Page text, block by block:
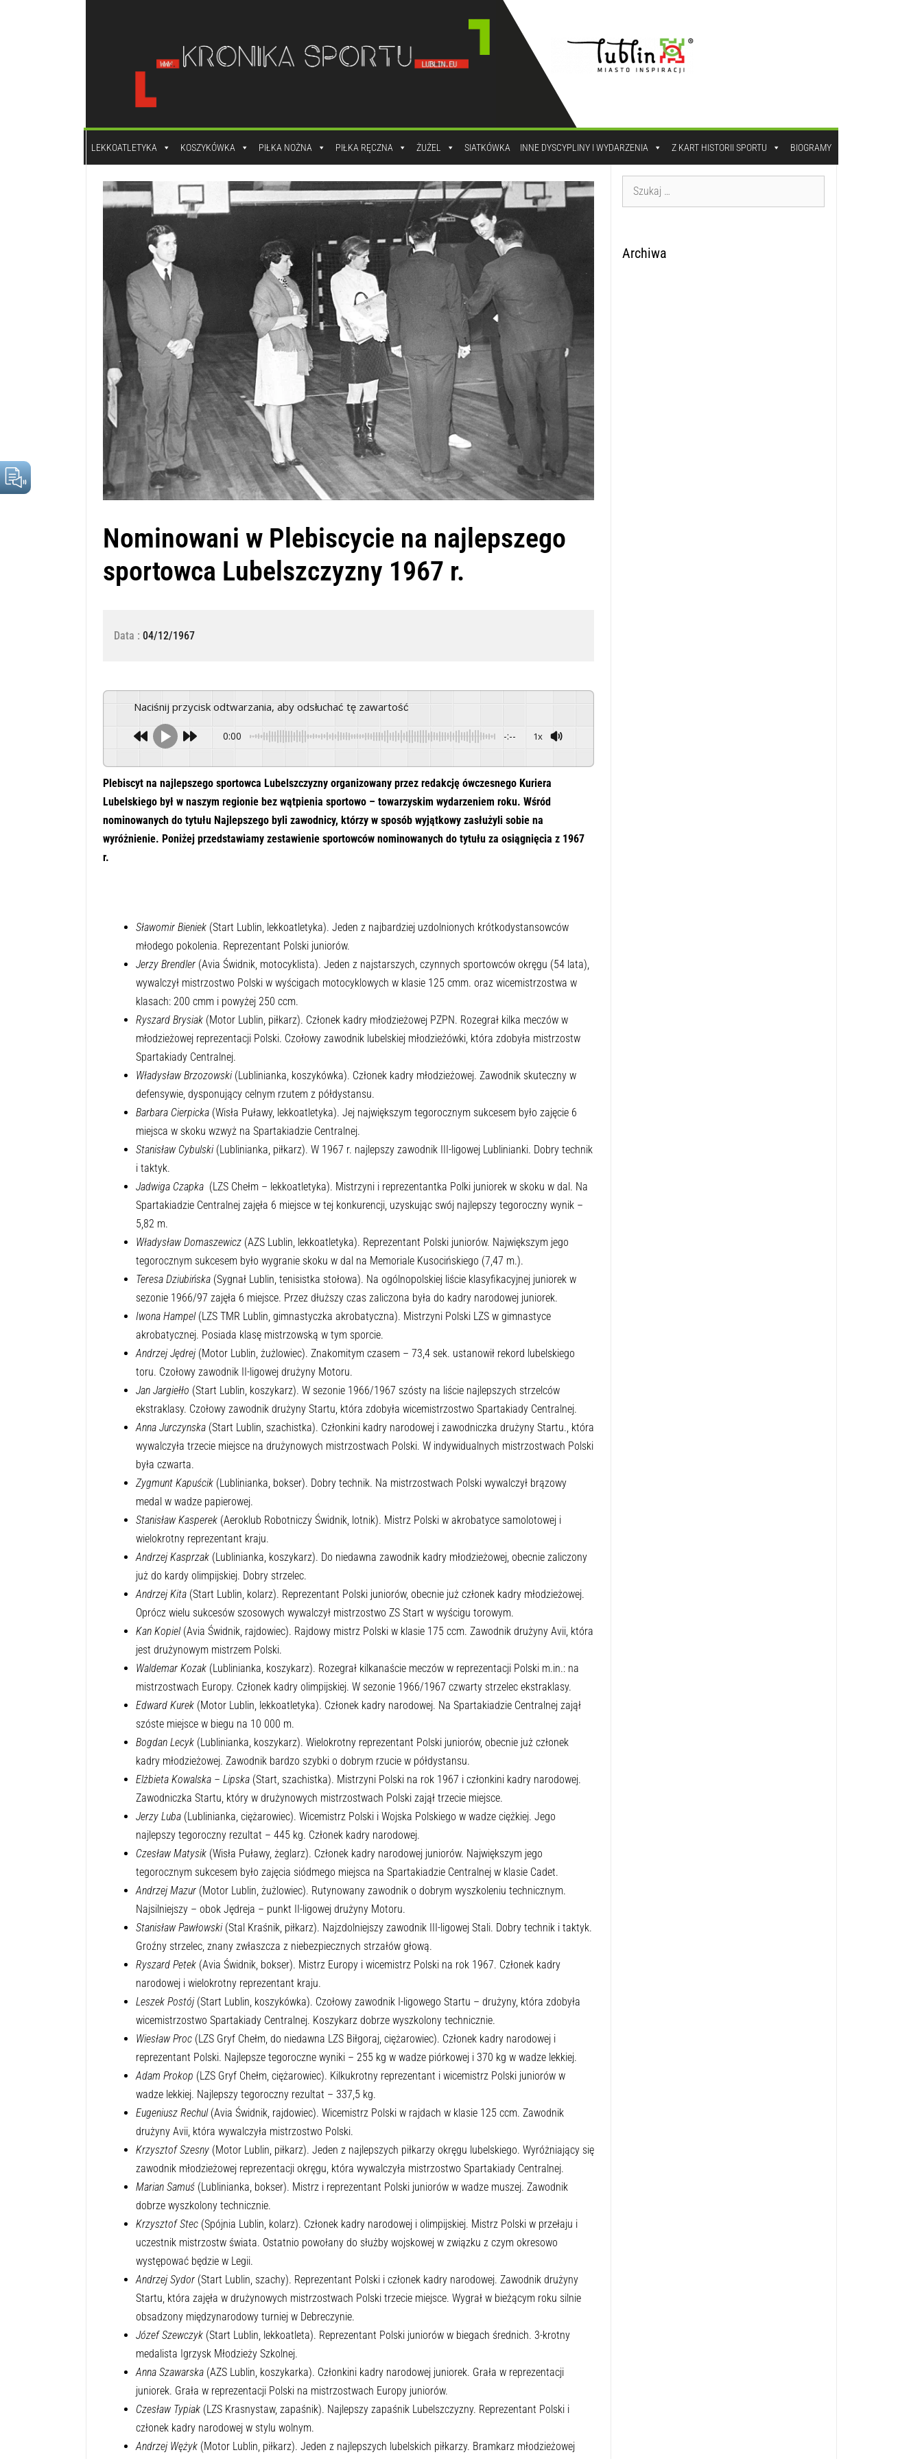
LEKKOATLETYKA KOSZYKÓWKA PIŁKA NOŻNA PIŁKA RĘCZNA ŻUŻEL SIATKÓWKA INNE DYSCYPLINY I WYDARZENIA Z KART HISTORII SPORTU BIOGRAMY
Nominowani w Plebiscycie na najlepszego
sportowca Lubelszczyzny 1967 r.
Data : 04/12/1967
Naciśnij przycisk odtwarzania, aby odsłuchać tę zawartość
0:00 -:-- 1x
Plebiscyt na najlepszego sportowca Lubelszczyzny organizowany przez redakcję ówczesnego Kuriera
Lubelskiego był w naszym regionie bez wątpienia sportowo – towarzyskim wydarzeniem roku. Wśród
nominowanych do tytułu Najlepszego byli zawodnicy, którzy w sposób wyjątkowy zasłużyli sobie na
wyróżnienie. Poniżej przedstawiamy zestawienie sportowców nominowanych do tytułu za osiągnięcia z 1967
r.
Sławomir Bieniek(Start Lublin, lekkoatletyka). Jeden z najbardziej uzdolnionych krótkodystansowców
młodego pokolenia. Reprezentant Polski juniorów.
Jerzy Brendler(Avia Świdnik, motocyklista). Jeden z najstarszych, czynnych sportowców okręgu (54 lata),
wywalczył mistrzostwo Polski w wyścigach motocyklowych w klasie 125 cmm. oraz wicemistrzostwa w
klasach: 200 cmm i powyżej 250 ccm.
Ryszard Brysiak(Motor Lublin, piłkarz). Członek kadry młodzieżowej PZPN. Rozegrał kilka meczów w
młodzieżowej reprezentacji Polski. Czołowy zawodnik lubelskiej młodzieżówki, która zdobyła mistrzostw
Spartakiady Centralnej.
Władysław Brzozowski(Lublinianka, koszykówka). Członek kadry młodzieżowej. Zawodnik skuteczny w
defensywie, dysponujący celnym rzutem z półdystansu.
Barbara Cierpicka(Wisła Puławy, lekkoatletyka). Jej największym tegorocznym sukcesem było zajęcie 6
miejsca w skoku wzwyż na Spartakiadzie Centralnej.
Stanisław Cybulski(Lublinianka, piłkarz). W 1967 r. najlepszy zawodnik III-ligowej Lublinianki. Dobry technik
i taktyk.
Jadwiga Czapka (LZS Chełm – lekkoatletyka). Mistrzyni i reprezentantka Polki juniorek w skoku w dal. Na
Spartakiadzie Centralnej zajęła 6 miejsce w tej konkurencji, uzyskując swój najlepszy tegoroczny wynik –
5,82 m.
Władysław Domaszewicz(AZS Lublin, lekkoatletyka). Reprezentant Polski juniorów. Największym jego
tegorocznym sukcesem było wygranie skoku w dal na Memoriale Kusocińskiego (7,47 m.).
Teresa Dziubińska(Sygnał Lublin, tenisistka stołowa). Na ogólnopolskiej liście klasyfikacyjnej juniorek w
sezonie 1966/97 zajęła 6 miejsce. Przez dłuższy czas zaliczona była do kadry narodowej juniorek.
Iwona Hampel(LZS TMR Lublin, gimnastyczka akrobatyczna). Mistrzyni Polski LZS w gimnastyce
akrobatycznej. Posiada klasę mistrzowską w tym sporcie.
Andrzej Jędrej(Motor Lublin, żużlowiec). Znakomitym czasem – 73,4 sek. ustanowił rekord lubelskiego
toru. Czołowy zawodnik II-ligowej drużyny Motoru.
Jan Jargiełło (Start Lublin, koszykarz). W sezonie 1966/1967 szósty na liście najlepszych strzelców
ekstraklasy. Czołowy zawodnik drużyny Startu, która zdobyła wicemistrzostwo Spartakiady Centralnej.
Anna Jurczynska(Start Lublin, szachistka). Członkini kadry narodowej i zawodniczka drużyny Startu., która
wywalczyła trzecie miejsce na drużynowych mistrzostwach Polski. W indywidualnych mistrzostwach Polski
była czwarta.
Zygmunt Kapuścik(Lublinianka, bokser). Dobry technik. Na mistrzostwach Polski wywalczył brązowy
medal w wadze papierowej.
Stanisław Kasperek(Aeroklub Robotniczy Świdnik, lotnik). Mistrz Polski w akrobatyce samolotowej i
wielokrotny reprezentant kraju.
Andrzej Kasprzak(Lublinianka, koszykarz). Do niedawna zawodnik kadry młodzieżowej, obecnie zaliczony
już do kardy olimpijskiej. Dobry strzelec.
Andrzej Kita(Start Lublin, kolarz). Reprezentant Polski juniorów, obecnie już członek kadry młodzieżowej.
Oprócz wielu sukcesów szosowych wywalczył mistrzostwo ZS Start w wyścigu torowym.
Kan Kopiel(Avia Świdnik, rajdowiec). Rajdowy mistrz Polski w klasie 175 ccm. Zawodnik drużyny Avii, która
jest drużynowym mistrzem Polski.
Waldemar Kozak(Lublinianka, koszykarz). Rozegrał kilkanaście meczów w reprezentacji Polski m.in.: na
mistrzostwach Europy. Członek kadry olimpijskiej. W sezonie 1966/1967 czwarty strzelec ekstraklasy.
Edward Kurek(Motor Lublin, lekkoatletyka). Członek kadry narodowej. Na Spartakiadzie Centralnej zajął
szóste miejsce w biegu na 10 000 m.
Bogdan Lecyk(Lublinianka, koszykarz). Wielokrotny reprezentant Polski juniorów, obecnie już członek
kadry młodzieżowej. Zawodnik bardzo szybki o dobrym rzucie w półdystansu.
Elżbieta Kowalska – Lipska(Start, szachistka). Mistrzyni Polski na rok 1967 i członkini kadry narodowej.
Zawodniczka Startu, który w drużynowych mistrzostwach Polski zajął trzecie miejsce.
Jerzy Luba(Lublinianka, ciężarowiec). Wicemistrz Polski i Wojska Polskiego w wadze ciężkiej. Jego
najlepszy tegoroczny rezultat – 445 kg. Członek kadry narodowej.
Czesław Matysik(Wisła Puławy, żeglarz). Członek kadry narodowej juniorów. Największym jego
tegorocznym sukcesem było zajęcia siódmego miejsca na Spartakiadzie Centralnej w klasie Cadet.
Andrzej Mazur(Motor Lublin, żużlowiec). Rutynowany zawodnik o dobrym wyszkoleniu technicznym.
Najsilniejszy – obok Jędreja – punkt II-ligowej drużyny Motoru.
Stanisław Pawłowski(Stal Kraśnik, piłkarz). Najzdolniejszy zawodnik III-ligowej Stali. Dobry technik i taktyk.
Groźny strzelec, znany zwłaszcza z niebezpiecznych strzałów głową.
Ryszard Petek(Avia Świdnik, bokser). Mistrz Europy i wicemistrz Polski na rok 1967. Członek kadry
narodowej i wielokrotny reprezentant kraju.
Leszek Postój(Start Lublin, koszykówka). Czołowy zawodnik I-ligowego Startu – drużyny, która zdobyła
wicemistrzostwo Spartakiady Centralnej. Koszykarz dobrze wyszkolony technicznie.
Wiesław Proc(LZS Gryf Chełm, do niedawna LZS Biłgoraj, ciężarowiec). Członek kadry narodowej i
reprezentant Polski. Najlepsze tegoroczne wyniki – 255 kg w wadze piórkowej i 370 kg w wadze lekkiej.
Adam Prokop (LZS Gryf Chełm, ciężarowiec). Kilkukrotny reprezentant i wicemistrz Polski juniorów w
wadze lekkiej. Najlepszy tegoroczny rezultat – 337,5 kg.
Eugeniusz Rechul(Avia Świdnik, rajdowiec). Wicemistrz Polski w rajdach w klasie 125 ccm. Zawodnik
drużyny Avii, która wywalczyła mistrzostwo Polski.
Krzysztof Szesny(Motor Lublin, piłkarz). Jeden z najlepszych piłkarzy okręgu lubelskiego. Wyróżniający się
zawodnik młodzieżowej reprezentacji okręgu, która wywalczyła mistrzostwo Spartakiady Centralnej.
Marian Samuś(Lublinianka, bokser). Mistrz i reprezentant Polski juniorów w wadze muszej. Zawodnik
dobrze wyszkolony technicznie.
Krzysztof Stec(Spójnia Lublin, kolarz). Członek kadry narodowej i olimpijskiej. Mistrz Polski w przełaju i
uczestnik mistrzostw świata. Ostatnio powołany do służby wojskowej w związku z czym okresowo
występować będzie w Legii.
Andrzej Sydor(Start Lublin, szachy). Reprezentant Polski i członek kadry narodowej. Zawodnik drużyny
Startu, która zajęła w drużynowych mistrzostwach Polski trzecie miejsce. Wygrał w bieżącym roku silnie
obsadzony międzynarodowy turniej w Debreczynie.
Józef Szewczyk(Start Lublin, lekkoatleta). Reprezentant Polski juniorów w biegach średnich. 3-krotny
medalista Igrzysk Młodzieży Szkolnej.
Anna Szawarska(AZS Lublin, koszykarka). Członkini kadry narodowej juniorek. Grała w reprezentacji
juniorek. Grała w reprezentacji Polski na mistrzostwach Europy juniorów.
Czesław Typiak(LZS Krasnystaw, zapaśnik). Najlepszy zapaśnik Lubelszczyzny. Reprezentant Polski i
członek kadry narodowej w stylu wolnym.
Andrzej Wężyk(Motor Lublin, piłkarz). Jeden z najlepszych lubelskich piłkarzy. Bramkarz młodzieżowej
Archiwa